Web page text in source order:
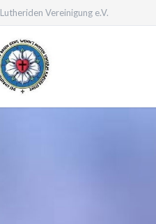
Lutheriden Vereinigung e.V.